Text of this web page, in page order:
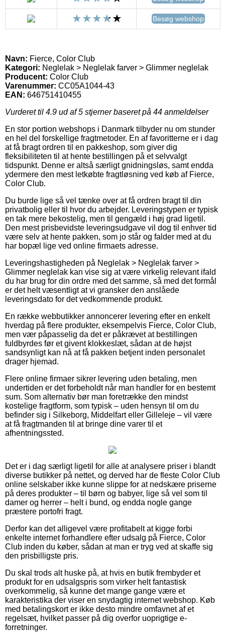
Besøg webshop
Navn: Fierce, Color Club
Kategori: Neglelak > Neglelak farver > Glimmer neglelak
Producent: Color Club
Varenummer: CC05A1044-43
EAN: 646751410455
Vurderet til 4.9 ud af 5 stjerner baseret på 44 anmeldelser
En stor portion webshops i Danmark tilbyder nu om stunder
en hel del forskellige fragtmetoder. En af favoritterne er i dag
at få bragt ordren til en pakkeshop, som giver dig
fleksibiliteten til at hente bestillingen på et selvvalgt
tidspunkt. Denne er altså særligt gnidningsløs, samt endda
ydermere den mest letkøbte fragtløsning ved køb af Fierce,
Color Club.
Du burde lige så vel tænke over at få ordren bragt til din
privatbolig eller til hvor du arbejder. Leveringstypen er typisk
en tak mere bekostelig, men til gengæld i høj grad ligetil.
Den mest prisbevidste leveringsudgave vil dog til enhver tid
være selv at hente pakken, som jo står og falder med at du
har bopæl lige ved online firmaets adresse.
Leveringshastigheden på Neglelak > Neglelak farver >
Glimmer neglelak kan vise sig at være virkelig relevant ifald
du har brug for din ordre med det samme, så med det formål
er det helt væsentligt at vi gransker den anslåede
leveringsdato for det vedkommende produkt.
En række webbutikker annoncerer levering efter en enkelt
hverdag på flere produkter, eksempelvis Fierce, Color Club,
men vær påpasselig da det er påkrævet at bestillingen
fuldbyrdes før et givent klokkeslæt, sådan at de højst
sandsynligt kan nå at få pakken betjent inden personalet
drager hjemad.
Flere online firmaer sikrer levering uden betaling, men
undertiden er det forbeholdt når man handler for en bestemt
sum. Som alternativ bør man foretrække den mindst
kostelige fragtform, som typisk – uden hensyn til om du
befinder sig i Silkeborg, Middelfart eller Gilleleje – vil være
at få fragtmanden til at bringe dine varer til et
afhentningssted.
Det er i dag særligt ligetil for alle at analysere priser i blandt
diverse butikker på nettet, og derved har de fleste Color Club
online selskaber ikke kunne slippe for at nedskære priserne
på deres produkter – til børn og babyer, lige så vel som til
damer og herrer – helt i bund, og endda nogle gange
præstere portofri fragt.
Derfor kan det alligevel være profitabelt at kigge forbi
enkelte internet forhandlere efter udsalg på Fierce, Color
Club inden du køber, sådan at man er tryg ved at skaffe sig
den prisbilligste pris.
Du skal trods alt huske på, at hvis en butik frembyder et
produkt for en udsalgspris som virker helt fantastisk
overkommelig, så kunne det mange gange være et
karakteristika der viser en snydagtig internet webshop. Køb
med betalingskort er ikke desto mindre omfavnet af et
regelsæt, hvilket passer på dig overfor uoprigtige e-
forretninger.